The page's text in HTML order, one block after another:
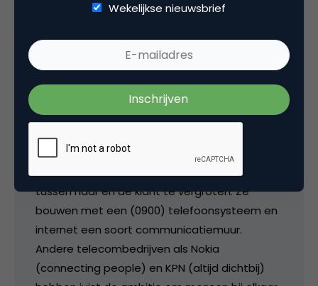
Edgar
Interessant. Ik heb net een column hierover
geschreven n.a.v. een conflict met mijn
kabelaar:
………..Wat mij opvalt is dat het lijkt of Casema
nieuwe technologie gebruikt om de kloof
tussen haar en de klant te vergroten. Ze
bouwen met een (0900) telefoonsysteem en
internet een soort communicatiemuur.
Andere telecombedrijven als Nokia
(connecting people) en KPN (altijd dichtbij)
Wekelijkse nieuwsbrief